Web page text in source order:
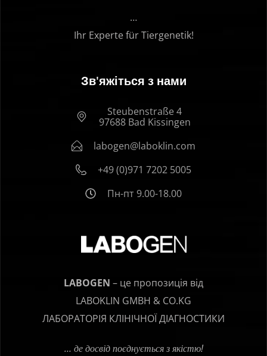
…
Ihr Experte für Tiergenetik!
Зв'яжіться з нами
Steubenstraße 4
97688 Bad Kissingen
labogen@laboklin.com
+49 (0)971 7202 5005
Пн-пт 9.00-18.00
LABOGEN – це пропозиція від
LABOKLIN GMBH & CO.KG
ЛАБОРАТОРІЯ КЛІНІЧНОЇ ДІАГНОСТИКИ
… де досвід поєднується з якістю!